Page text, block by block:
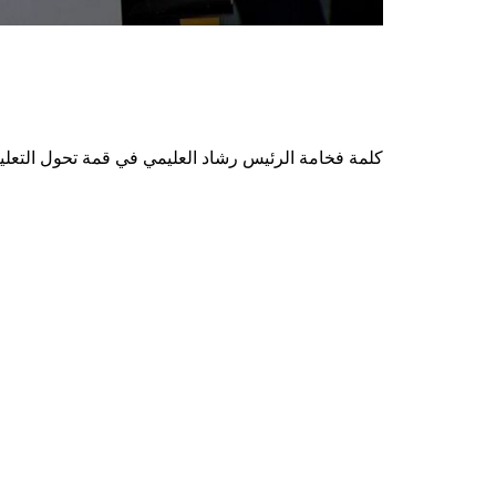
كلمة فخامة الرئيس رشاد العليمي في قمة تحول التعليم 2022 بالجمعية العامة للأمم